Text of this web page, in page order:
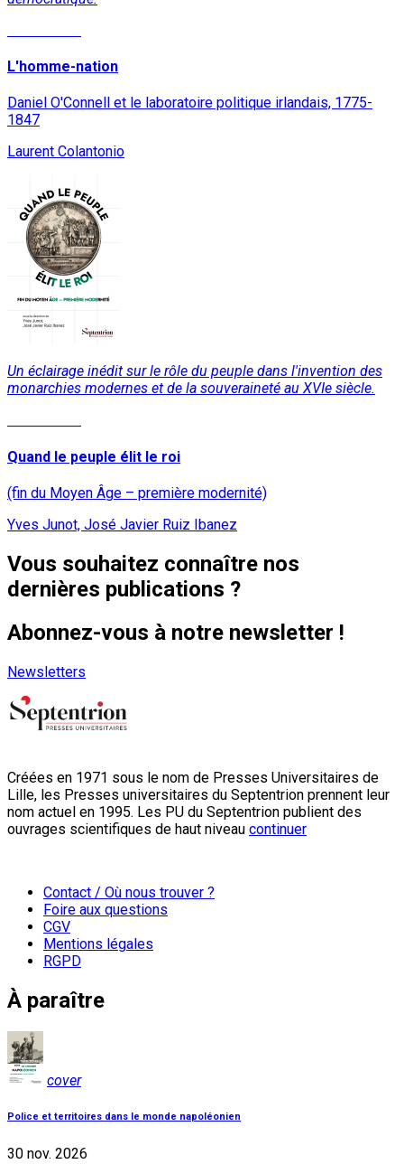
L'homme-nation
Daniel O'Connell et le laboratoire politique irlandais, 1775-
1847
Laurent Colantonio
Un éclairage inédit sur le rôle du peuple dans l'invention des
monarchies modernes et de la souveraineté au XVIe siècle.
Quand le peuple élit le roi
(fin du Moyen Âge – première modernité)
Yves Junot, José Javier Ruiz Ibanez
Vous souhaitez connaître nos
dernières publications ?
Abonnez-vous à notre newsletter !
Newsletters
Créées en 1971 sous le nom de Presses Universitaires de
Lille, les Presses universitaires du Septentrion prennent leur
nom actuel en 1995. Les PU du Septentrion publient des
ouvrages scientifiques de haut niveau continuer
Contact / Où nous trouver ?
Foire aux questions
CGV
Mentions légales
RGPD
À paraître
cover
Police et territoires dans le monde napoléonien
30 nov. 2026